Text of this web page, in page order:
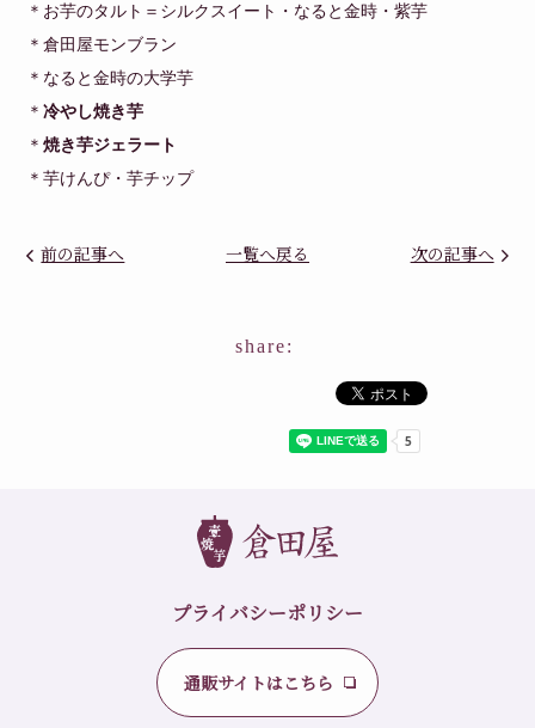
＊お芋のタルト＝シルクスイート・なると金時・紫芋
＊倉田屋モンブラン
＊なると金時の大学芋
＊冷やし焼き芋
＊焼き芋ジェラート
＊芋けんぴ・芋チップ
前の記事へ 一覧へ戻る 次の記事へ
share:
プライバシーポリシー
通販サイトはこちら